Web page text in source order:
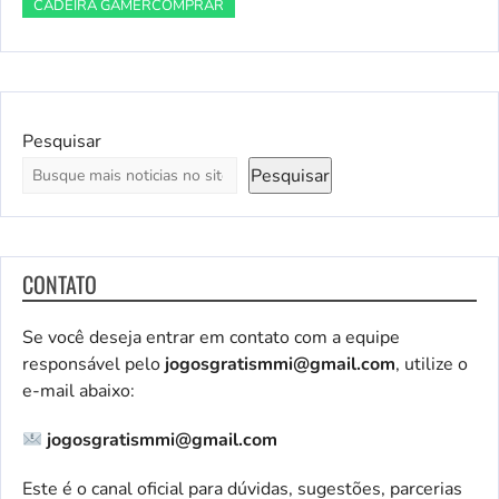
CADEIRA GAMERCOMPRAR
Pesquisar
Pesquisar
CONTATO
Se você deseja entrar em contato com a equipe
responsável pelo jogosgratismmi@gmail.com, utilize o
e-mail abaixo:
jogosgratismmi@gmail.com
Este é o canal oficial para dúvidas, sugestões, parcerias